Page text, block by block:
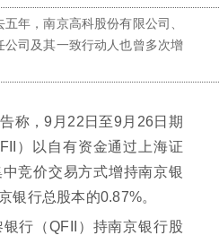
年，南京高科股份有限公司、
司及其一致行动人也曾多次增
称，9月22日至9月26日期
）以自有资金通过上海证
竞价交易方式增持南京银
银行总股本的0.87%。
行（QFII）持南京银行股